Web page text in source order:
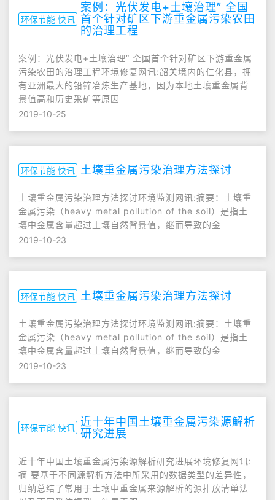
环保节能 快讯
案例：光伏发电+土壤治理” 全国
首个针对矿区下游重金属污染农田
的治理工程
案例：光伏发电+土壤治理” 全国首个针对矿区下游重金属
污染农田的治理工程环境修复网讯:韶关境内的仁化县，拥
有亚洲最大的铅锌冶炼生产基地，因为本地土壤重金属背
景值高和历史采矿等原因
2019-10-25
环保节能 快讯 土壤重金属污染治理方法探讨
土壤重金属污染治理方法探讨环境监测网讯:摘要：土壤重
金属污染（heavy metal pollution of the soil）是指土
壤中金属含量超过土壤自然背景值，继而导致的金
2019-10-23
环保节能 快讯 土壤重金属污染治理方法探讨
土壤重金属污染治理方法探讨环境监测网讯:摘要：土壤重
金属污染（heavy metal pollution of the soil）是指土
壤中金属含量超过土壤自然背景值，继而导致的金
2019-10-23
环保节能 快讯 近十年中国土壤重金属污染源解析
研究进展
近十年中国土壤重金属污染源解析研究进展环境修复网讯:
摘 要基于不同源解析方法中所采用的数据类型的差异性，
归纳总结了常用于土壤中重金属来源解析的源排放清单法